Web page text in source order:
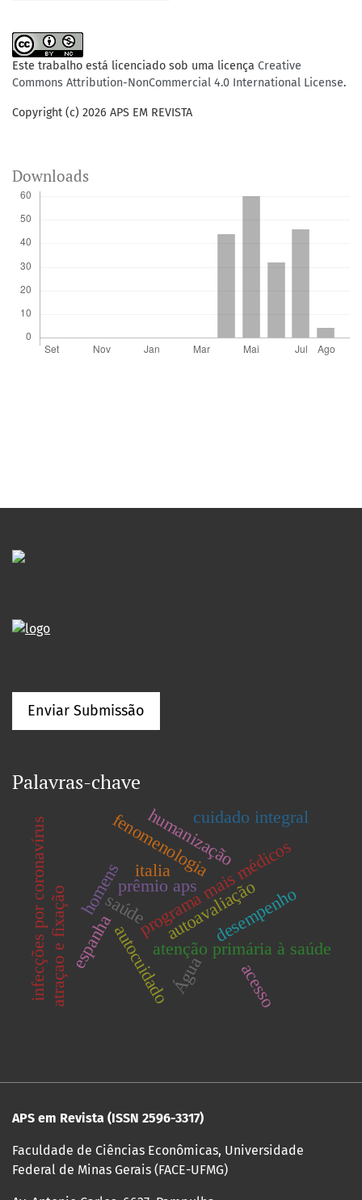
Este trabalho está licenciado sob uma licença Creative
Commons Attribution-NonCommercial 4.0 International License.
Copyright (c) 2026 APS EM REVISTA
Downloads
Enviar Submissão
Palavras-chave
atenção primária à saúde
autocuidado
desempenho
programa mais médicos
humanização
fenomenologia
saúde
homens autoavaliação
Água
prêmio aps
espanha
italia
atraçao e fixação acesso
infecções por coronavírus cuidado integral
APS em Revista (ISSN 2596-3317)
Faculdade de Ciências Econômicas, Universidade
Federal de Minas Gerais (FACE-UFMG)